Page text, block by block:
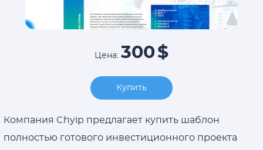
Цена: 300$
Купить
Компания Chyip предлагает купить шаблон
полностью готового инвестиционного проекта